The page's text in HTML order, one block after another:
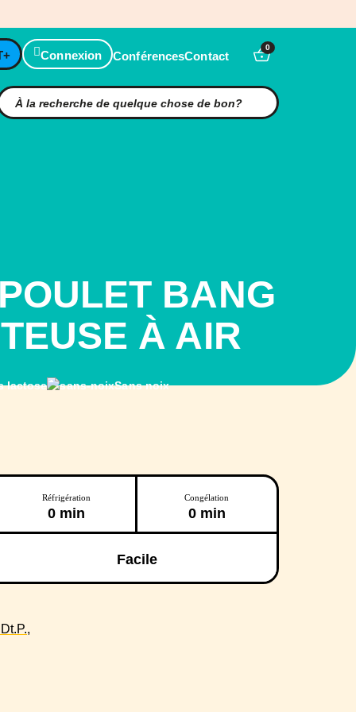
Connexion ConférencesContact
0
BANG
À AIR
lactose Sans noix
Réfrigération
0 min
Congélation
0 min
Facile